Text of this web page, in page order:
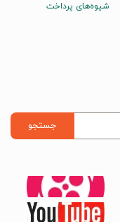
شیوه‌های پرداخت
جستجو